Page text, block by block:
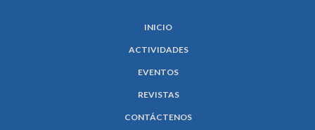
INICIO
ACTIVIDADES
EVENTOS
REVISTAS
CONTÁCTENOS